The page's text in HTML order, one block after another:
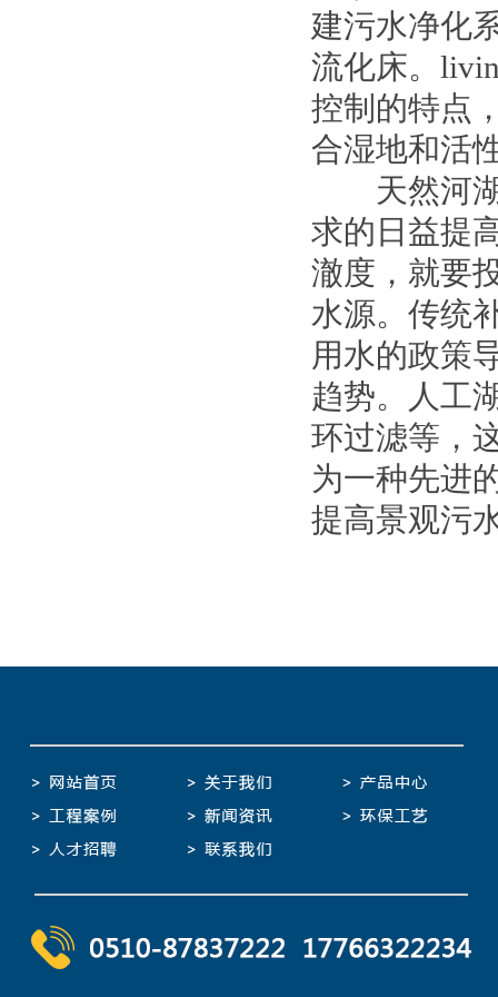
建污水净化
流化床。
控制的特点
合湿地和活
天然河湖
求的日益提
澈度，就要
水源。传统
用水的政策
趋势。人工
环过滤等，
为一种先进
提高景观污